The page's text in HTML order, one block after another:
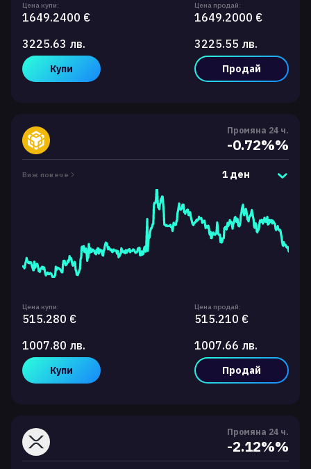
Цена купи:
1649.2400 €
3225.63 лв.
Купи
Цена продай:
1649.2000 €
3225.55 лв.
Продай
Промяна 24 ч.
-0.72%%
Виж повече 1 ден
Цена купи:
515.280 €
1007.80 лв.
Купи
Цена продай:
515.210 €
1007.66 лв.
Продай
Промяна 24 ч.
-2.12%%